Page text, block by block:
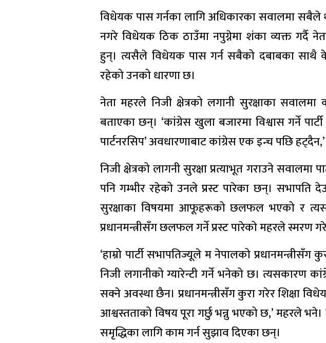
विधेयक पास गर्नका लागि अधिकारका सवालमा सबैले
नगरे विधेयक ठिक ठाउँमा नपुग्नेमा शंका व्यक्त गर्दै
हुन्। त्यसैले विधेयक पास गर्न सबैको दबाबका साथै
रहेको उनको धारणा छ।
नेता महरले निजी क्षेत्रको लगानी सुरक्षाका सवालमा
बताएका छन्। ‘कांग्रेस खुला बजारमा विश्वास गर्ने पार्टी
पार्टनरसिप’ अवधारणाबाट कांग्रेस एक इन्च पछि
निजी क्षेत्रको लागनी सुरक्षा प्रत्याभूत गराउने सवालमा
पनि गम्भीर रहेको उनले प्रस्ट पारेका छन्। सभापति
सुरक्षाका विषयमा आफूहरूको छलफल भएको र
प्रधानमन्त्रीसँग छलफल गर्ने प्रस्ट पारेको महरले स्मरण
‘हाम्रो पार्टी सभापतिज्यूले म नेपालको
निजी लगानीको ग्यारेन्टी गर्ने भनेको छ। त्यसकारण
सक्ने अवस्था छैन। प्रधानमन्त्रीसँग कुरा गरेर शिक्षा
आश्वस्तताको विषय पूरा गर्छु भन्नु भएको छ,’ महरले भने।
समृद्धिका लागि काम गर्न सुझाव दिएका छन्।